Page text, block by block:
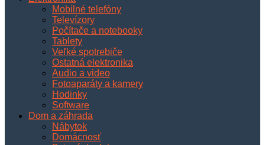
Mobilné telefóny
Televízory
Počítače a notebooky
Tablety
Veľké spotrebiče
Ostatná elektronika
Audio a video
Fotoaparáty a kamery
Hodinky
Software
Dom a záhrada
Nábytok
Domácnosť